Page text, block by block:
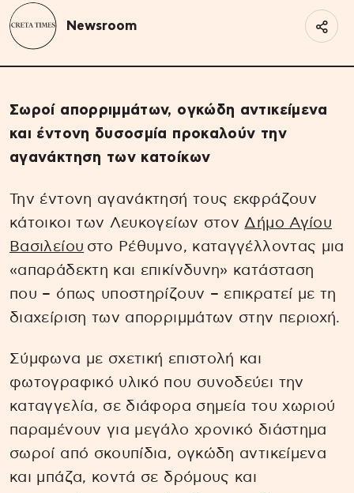
Newsroom
Σωροί απορριμμάτων, ογκώδη αντικείμενα
και έντονη δυσοσμία προκαλούν την
αγανάκτηση των κατοίκων
Την έντονη αγανάκτησή τους εκφράζουν
κάτοικοι των Λευκογείων στον Δήμο Αγίου
Βασιλείου στο Ρέθυμνο, καταγγέλλοντας μια
«απαράδεκτη και επικίνδυνη» κατάσταση
που – όπως υποστηρίζουν – επικρατεί με τη
διαχείριση των απορριμμάτων στην περιοχή.
Σύμφωνα με σχετική επιστολή και
φωτογραφικό υλικό που συνοδεύει την
καταγγελία, σε διάφορα σημεία του χωριού
παραμένουν για μεγάλο χρονικό διάστημα
σωροί από σκουπίδια, ογκώδη αντικείμενα
και μπάζα, κοντά σε δρόμους και